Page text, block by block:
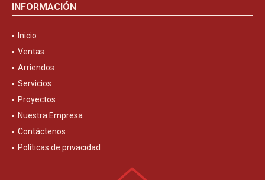
INFORMACIÓN
Inicio
Ventas
Arriendos
Servicios
Proyectos
Nuestra Empresa
Contáctenos
Políticas de privacidad